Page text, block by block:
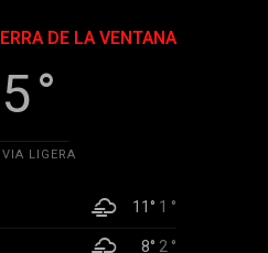
DE LA VENTANA
5 °
LIGERA
11° 1 °
8°2 °